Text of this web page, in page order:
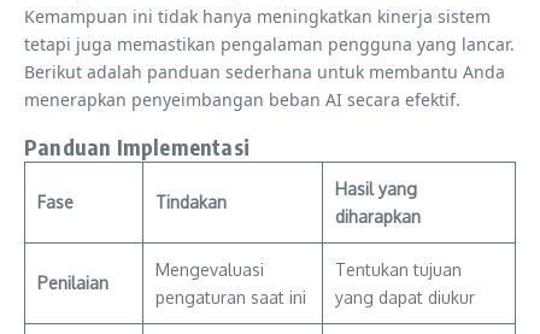
Kemampuan ini tidak hanya meningkatkan kinerja sistem
tetapi juga memastikan pengalaman pengguna yang lancar.
Berikut adalah panduan sederhana untuk membantu Anda
menerapkan penyeimbangan beban AI secara efektif.
Panduan Implementasi
Fase Tindakan
Hasil yang
diharapkan
Penilaian
Mengevaluasi
pengaturan saat ini
Tentukan tujuan
yang dapat diukur